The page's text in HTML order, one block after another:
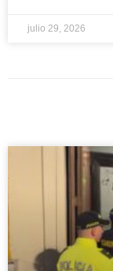
julio 29, 2026